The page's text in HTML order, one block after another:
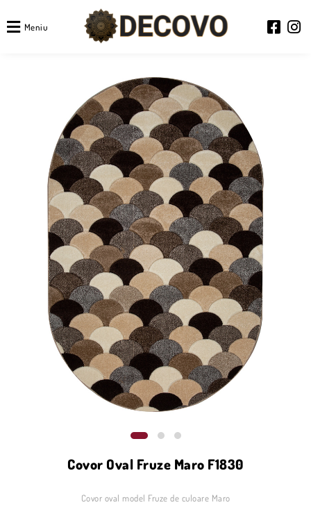
Meniu
Covor Oval Fruze Maro F1830
Covor oval model Fruze de culoare Maro